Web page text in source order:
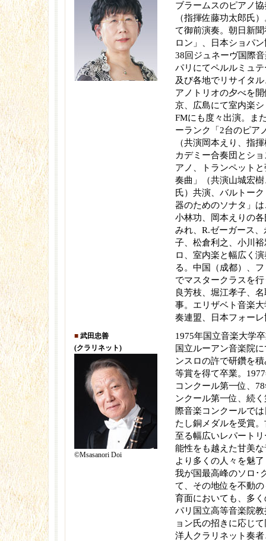
ブラームスのピアノ
（指揮佐藤功太郎氏
て御前演奏。朝日新
ロン」、日本ショパ
38回ジュネーヴ国際
パリにてペルルミュ
及び各地でリサイタ
アノトリオの夕べを
京、広島にて室内楽
FMにも度々出演。ま
ーランク「2台のピア
（共演岡本えり、指
カデミー合奏団とシ
アノ、トランペット
奏曲」（共演山城宏
氏）共演、バルトー
器のためのソナタ」
小林功、岡本えりの
みれ、R.ゼーガース
子、松倉利之、小川
ロ、室内楽と幅広く
る。中国（成都）、
でマスタークラスを
良芳枝、堀江孝子、
事。エリザベト音楽
奏連盟、日本フォー
■ 武田忠善
(クラリネット)
©︎Msasanori Doi
1975年国立音楽大学
国立ルーアン音楽院
ンスロの許で研鑽を
等賞を得て卒業。
コンクール第一位、
ンクール第一位、続
際音楽コンクールで
たし銅メダルを受賞
至る幅広いレパート
能性をも越えた甘美
より多くの人々を魅
我が国最高峰のソロ･
て、その地位を不動
育面においても、多
パリ国立高等音楽院
ョン氏の招きに応じ
洋人クラリネット奏